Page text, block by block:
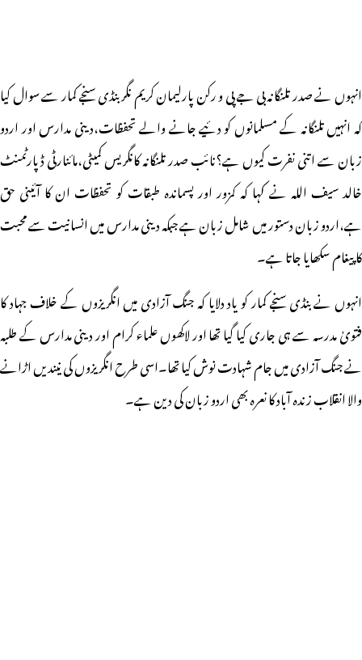
انہوں نے صدر تلنگانہ بی جے پی و رکن پارلیمان کریم نگر بنڈی سنجے کمار سے سوال کیا
کہ انہیں تلنگانہ کے مسلمانوں کو دئیے جانے والے تحفظات،دینی مدارس اور اردو
زبان سے اتنی نفرت کیوں ہے؟نائب صدر تلنگانہ کانگریس کمیٹی،مائنارٹی ڈپارٹمنٹ
خالد سیف اللہ نے کہا کہ کمزور اور پسماندہ طبقات کو تحفظات ان کا آئینی حق
ہے،اردو زبان دستور میں شامل زبان ہے جبکہ دینی مدارس میں انسانیت سے محبت
کا پیغام سکھایا جاتا ہے۔
انہوں نے بنڈی سنجے کمار کو یاد دلایا کہ جنگ آزادی میں انگریزوں کے خلاف جہاد کا
فتویٰ مدرسہ سے ہی جاری کیا گیا تھا اور لاکھوں علماء کرام اور دینی مدارس کے طلبہ
نے جنگ آزادی میں جام شہادت نوش کیا تھا۔اسی طرح انگریزوں کی نیندیں اڑانے
والا انقلاب زندہ آباد کا نعرہ بھی اردو زبان کی دین ہے۔